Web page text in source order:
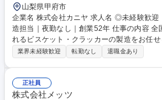
山梨県甲府市
企業名 株式会社カニヤ 求人名 ◎未経験歓迎【山梨/甲府】ビスケットの製
造担当｜夜勤なし｜創業52年 仕事の内容 全国のスーパーや海外で販売さ
れるビスケット・クラッカーの製造をお任
での「仕込」からスタートいただき、機械
の投入など、製造の要となる「仕込」がメイ
は先輩の補助から始め、製造工程を把握。慣
業界未経験歓迎 転勤なし 退職金あり
正社員
株式会社メッツ